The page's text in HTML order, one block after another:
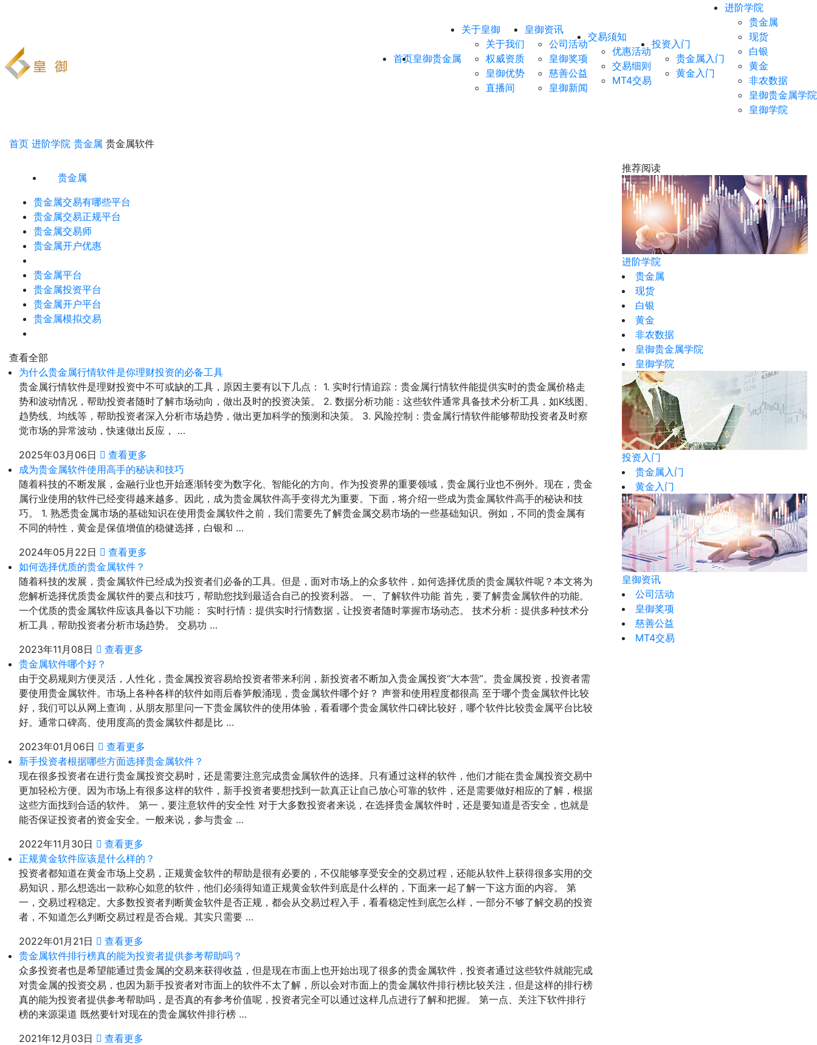
首页皇御贵金属
关于皇御
关于我们
权威资质
皇御优势
直播间
皇御资讯
公司活动
皇御奖项
慈善公益
皇御新闻
交易须知
优惠活动
交易细则
MT4交易
投资入门
贵金属入门
黄金入门
进阶学院
贵金属
现货
白银
黄金
非农数据
皇御贵金属学院
皇御学院
首页 进阶学院 贵金属 贵金属软件
贵金属
现货
贵金属交易有哪些平台
贵金属交易正规平台
贵金属交易师
贵金属开户优惠
贵金属平台
贵金属投资平台
贵金属开户平台
贵金属模拟交易
查看全部
为什么贵金属行情软件是你理财投资的必备工具
贵金属行情软件是理财投资中不可或缺的工具，原因主要有以下几点： 1. 实时行情追踪：贵金属行情软件能提供实时的贵金属价格走
势和波动情况，帮助投资者随时了解市场动向，做出及时的投资决策。 2. 数据分析功能：这些软件通常具备技术分析工具，如K线图、
趋势线、均线等，帮助投资者深入分析市场趋势，做出更加科学的预测和决策。 3. 风险控制：贵金属行情软件能够帮助投资者及时察
觉市场的异常波动，快速做出反应， …
2025年03月06日
查看更多
成为贵金属软件使用高手的秘诀和技巧
随着科技的不断发展，金融行业也开始逐渐转变为数字化、智能化的方向。作为投资界的重要领域，贵金属行业也不例外。现在，贵金
属行业使用的软件已经变得越来越多。因此，成为贵金属软件高手变得尤为重要。下面，将介绍一些成为贵金属软件高手的秘诀和技
巧。 1. 熟悉贵金属市场的基础知识在使用贵金属软件之前，我们需要先了解贵金属交易市场的一些基础知识。例如，不同的贵金属有
不同的特性，黄金是保值增值的稳健选择，白银和 …
2024年05月22日
查看更多
如何选择优质的贵金属软件？
随着科技的发展，贵金属软件已经成为投资者们必备的工具。但是，面对市场上的众多软件，如何选择优质的贵金属软件呢？本文将为
您解析选择优质贵金属软件的要点和技巧，帮助您找到最适合自己的投资利器。 一、了解软件功能 首先，要了解贵金属软件的功能。
一个优质的贵金属软件应该具备以下功能： 实时行情：提供实时行情数据，让投资者随时掌握市场动态。 技术分析：提供多种技术分
析工具，帮助投资者分析市场趋势。 交易功 …
2023年11月08日
查看更多
贵金属软件哪个好？
由于交易规则方便灵活，人性化，贵金属投资容易给投资者带来利润，新投资者不断加入贵金属投资“大本营”。贵金属投资，投资者需
要使用贵金属软件。市场上各种各样的软件如雨后春笋般涌现，贵金属软件哪个好？ 声誉和使用程度都很高 至于哪个贵金属软件比较
好，我们可以从网上查询，从朋友那里问一下贵金属软件的使用体验，看看哪个贵金属软件口碑比较好，哪个软件比较贵金属平台比较
好。通常口碑高、使用度高的贵金属软件都是比 …
2023年01月06日
查看更多
新手投资者根据哪些方面选择贵金属软件？
现在很多投资者在进行贵金属投资交易时，还是需要注意完成贵金属软件的选择。只有通过这样的软件，他们才能在贵金属投资交易中
更加轻松方便。因为市场上有很多这样的软件，新手投资者要想找到一款真正让自己放心可靠的软件，还是需要做好相应的了解，根据
这些方面找到合适的软件。 第一，要注意软件的安全性 对于大多数投资者来说，在选择贵金属软件时，还是要知道是否安全，也就是
能否保证投资者的资金安全。一般来说，参与贵金 …
2022年11月30日
查看更多
正规黄金软件应该是什么样的？
投资者都知道在黄金市场上交易，正规黄金软件的帮助是很有必要的，不仅能够享受安全的交易过程，还能从软件上获得很多实用的交
易知识，那么想选出一款称心如意的软件，他们必须得知道正规黄金软件到底是什么样的，下面来一起了解一下这方面的内容。 第
一，交易过程稳定。大多数投资者判断黄金软件是否正规，都会从交易过程入手，看看稳定性到底怎么样，一部分不够了解交易的投资
者，不知道怎么判断交易过程是否合规。其实只需要 …
2022年01月21日
查看更多
贵金属软件排行榜真的能为投资者提供参考帮助吗？
众多投资者也是希望能通过贵金属的交易来获得收益，但是现在市面上也开始出现了很多的贵金属软件，投资者通过这些软件就能完成
对贵金属的投资交易，也因为新手投资者对市面上的软件不太了解，所以会对市面上的贵金属软件排行榜比较关注，但是这样的排行榜
真的能为投资者提供参考帮助吗，是否真的有参考价值呢，投资者完全可以通过这样几点进行了解和把握。 第一点、关注下软件排行
榜的来源渠道 既然要针对现在的贵金属软件排行榜 …
2021年12月03日
查看更多
推荐阅读
进阶学院
贵金属
现货
白银
黄金
非农数据
皇御贵金属学院
皇御学院
投资入门
贵金属入门
黄金入门
皇御资讯
公司活动
皇御奖项
慈善公益
MT4交易